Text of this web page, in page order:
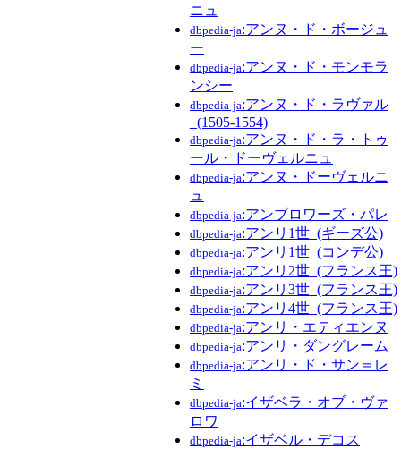
ニュ
dbpedia-ja:アンヌ・ド・ボージュ
ー
dbpedia-ja:アンヌ・ド・モンモラ
ンシー
dbpedia-ja:アンヌ・ド・ラヴァル
_(1505-1554)
dbpedia-ja:アンヌ・ド・ラ・トゥ
ール・ドーヴェルニュ
dbpedia-ja:アンヌ・ドーヴェルニ
ュ
dbpedia-ja:アンブロワーズ・パレ
dbpedia-ja:アンリ1世_(ギーズ公)
dbpedia-ja:アンリ1世_(コンデ公)
dbpedia-ja:アンリ2世_(フランス王)
dbpedia-ja:アンリ3世_(フランス王)
dbpedia-ja:アンリ4世_(フランス王)
dbpedia-ja:アンリ・エティエンヌ
dbpedia-ja:アンリ・ダングレーム
dbpedia-ja:アンリ・ド・サン＝レ
ミ
dbpedia-ja:イザベラ・オブ・ヴァ
ロワ
dbpedia-ja:イザベル・デコス